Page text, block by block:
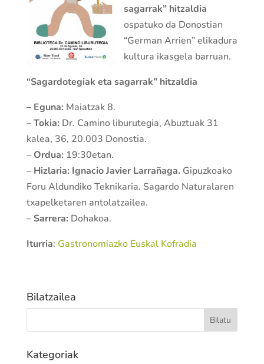
sagarrak” hitzaldia
ospatuko da Donostian
“German Arrien” elikadura
kultura ikasgela barruan.
“Sagardotegiak eta sagarrak” hitzaldia
– Eguna: Maiatzak 8.
–Tokia: Dr. Camino liburutegia, Abuztuak 31
kalea, 36, 20.003 Donostia.
– Ordua: 19:30etan.
– Hizlaria: Ignacio Javier Larrañaga. Gipuzkoako
Foru Aldundiko Teknikaria. Sagardo Naturalaren
txapelketaren antolatzailea.
– Sarrera: Dohakoa.
Iturria: Gastronomiazko Euskal Kofradia
Bilatzailea
Kategoriak